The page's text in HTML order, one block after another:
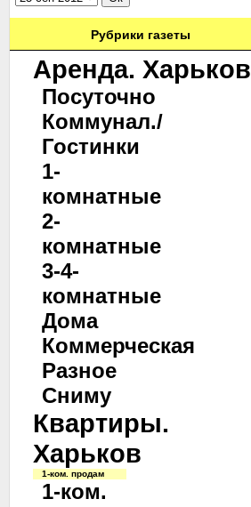
Рубрики газеты
Аренда. Харьков
Посуточно
Коммунал./
Гостинки
1-
комнатные
2-
комнатные
3-4-
комнатные
Дома
Коммерческая
Разное
Сниму
Квартиры.
Харьков
1-ком. продам
1-ком.